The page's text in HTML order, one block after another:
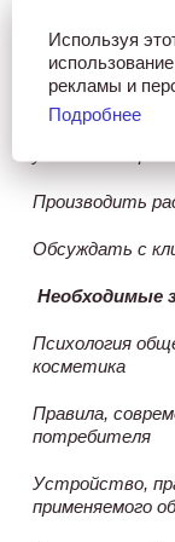
Применять
выполнении
Подбирать
кожей лица и
Производить
Обсуждать с
Необходимые
Психология
косметика
Правила,
потребителя
Устройство,
применяемого
Используя
рекламы и
Подробнее